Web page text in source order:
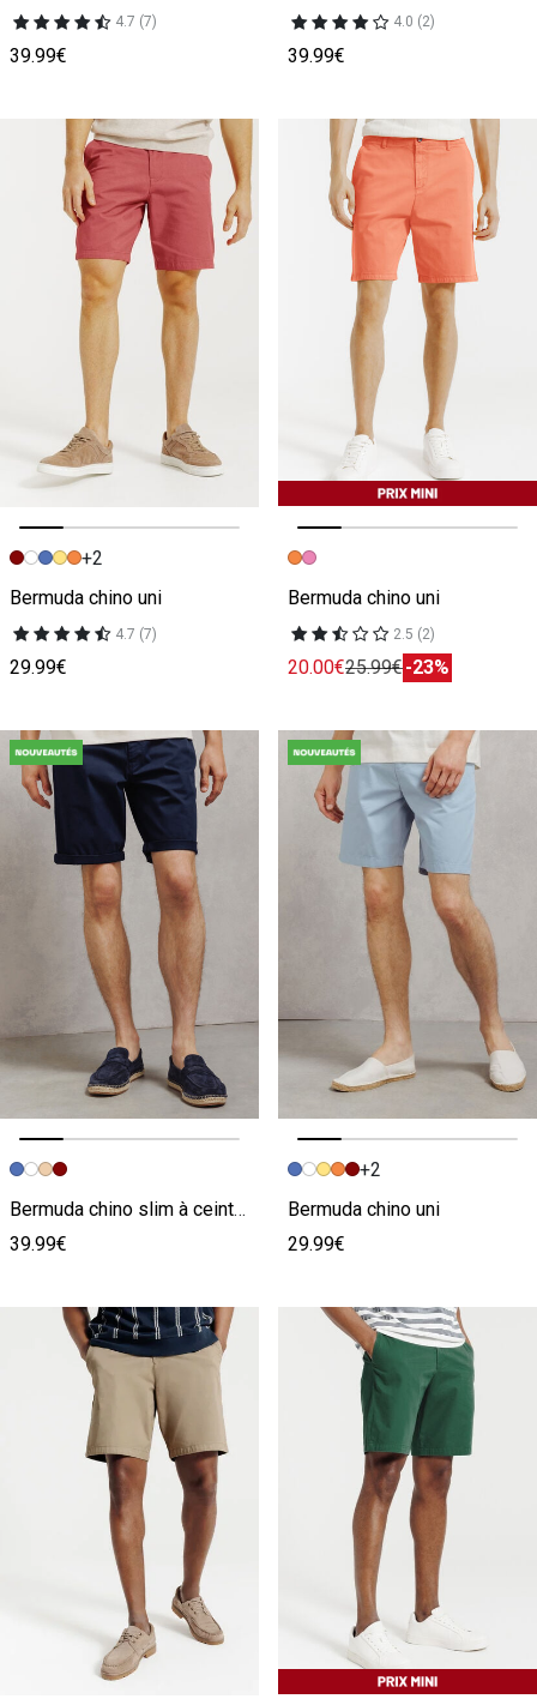
4.7 (7)
39.99€
4.0 (2)
39.99€
Image précédente
Image suivante
+2
Bermuda chino uni
4.7 (7)
29.99€
Image précédente
Image suivante
Bermuda chino uni
2.5 (2)
20.00€25.99€-23%
Image précédente
Image suivante
Bermuda chino slim à ceinture uni
39.99€
Image précédente
Image suivante
+2
Bermuda chino uni
29.99€